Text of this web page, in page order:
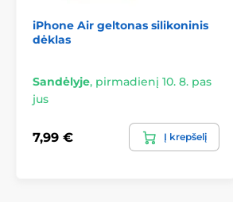
iPhone Air geltonas silikoninis
dėklas
Sandėlyje, pirmadienį 10. 8. pas
jus
7,99 € Į krepšelį